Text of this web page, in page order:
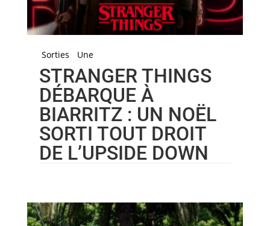
Sorties Une
STRANGER THINGS
DÉBARQUE À
BIARRITZ : UN NOËL
SORTI TOUT DROIT
DE L’UPSIDE DOWN